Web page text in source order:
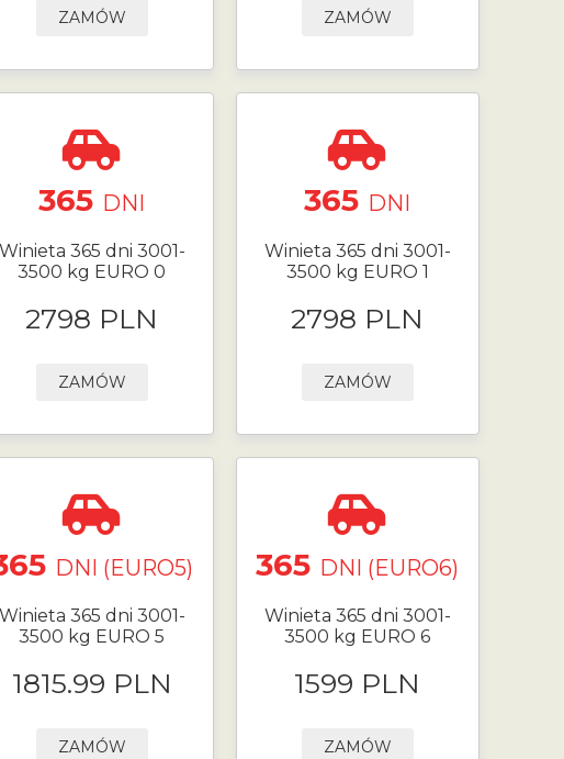
ZAMÓW ZAMÓW
365 DNI
Winieta 365 dni 3001-
3500 kg EURO 0
2798 PLN
ZAMÓW
365 DNI
Winieta 365 dni 3001-
3500 kg EURO 1
2798 PLN
ZAMÓW
DNI (EURO5)
Winieta 365 dni 3001-
3500 kg EURO 5
1815.99 PLN
ZAMÓW
365 DNI (EURO6)
Winieta 365 dni 3001-
3500 kg EURO 6
1599 PLN
ZAMÓW